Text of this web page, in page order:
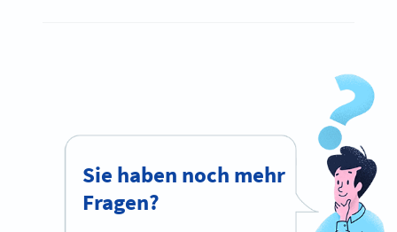
Sie haben noch mehr
Fragen?